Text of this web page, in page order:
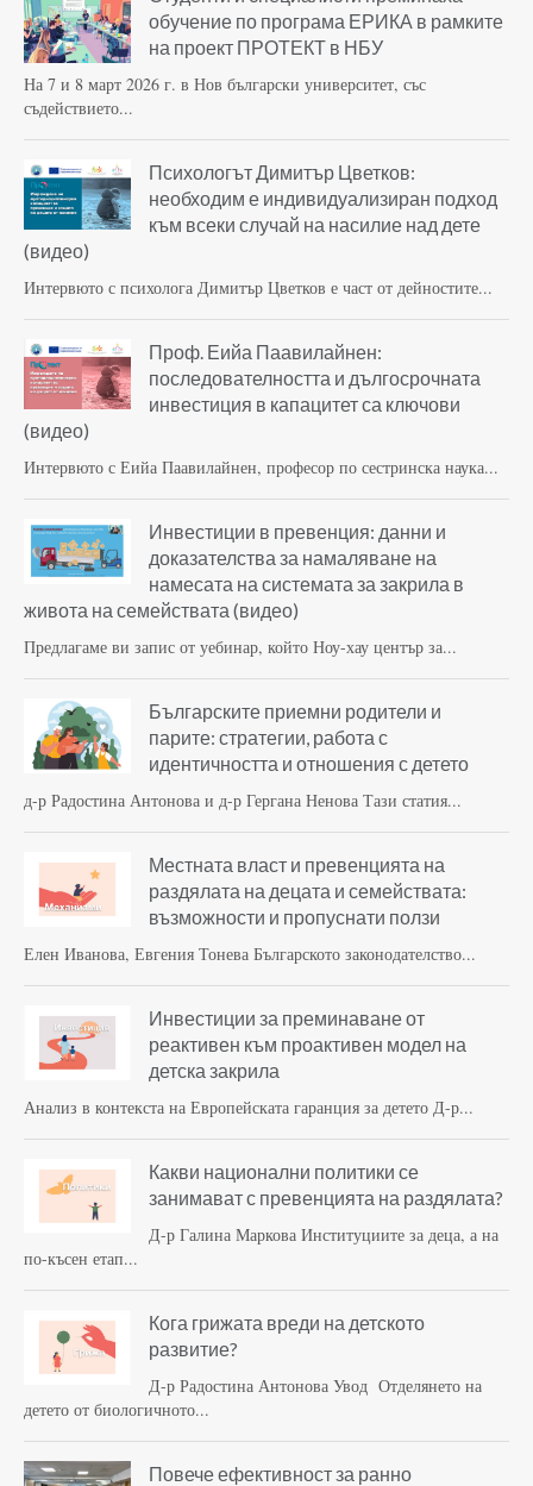
обучение по програма ЕРИКА в рамките
на проект ПРОТЕКТ в НБУ
На 7 и 8 март 2026 г. в Нов български университет, със
съдействието...
Психологът Димитър Цветков:
необходим е индивидуализиран подход
към всеки случай на насилие над дете
(видео)
Интервюто с психолога Димитър Цветков е част от дейностите...
Проф. Еийа Паавилайнен:
последователността и дългосрочната
инвестиция в капацитет са ключови
(видео)
Интервюто с Еийа Паавилайнен, професор по сестринска наука...
Инвестиции в превенция: данни и
доказателства за намаляване на
намесата на системата за закрила в
живота на семействата (видео)
Предлагаме ви запис от уебинар, който Ноу-хау център за...
Българските приемни родители и
парите: стратегии, работа с
идентичността и отношения с детето
д-р Радостина Антонова и д-р Гергана Ненова Тази статия...
Местната власт и превенцията на
раздялата на децата и семействата:
възможности и пропуснати ползи
Елен Иванова, Евгения Тонева Българското законодателство...
Инвестиции за преминаване от
реактивен към проактивен модел на
детска закрила
Анализ в контекста на Европейската гаранция за детето Д-р...
Какви национални политики се
занимават с превенцията на раздялата?
Д-р Галина Маркова Институциите за деца, а на
по-късен етап...
Кога грижата вреди на детското
развитие?
Д-р Радостина Антонова Увод Отделянето на
детето от биологичното...
Повече ефективност за ранно